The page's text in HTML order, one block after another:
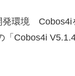
環境 Cobos4i
Cobos4i